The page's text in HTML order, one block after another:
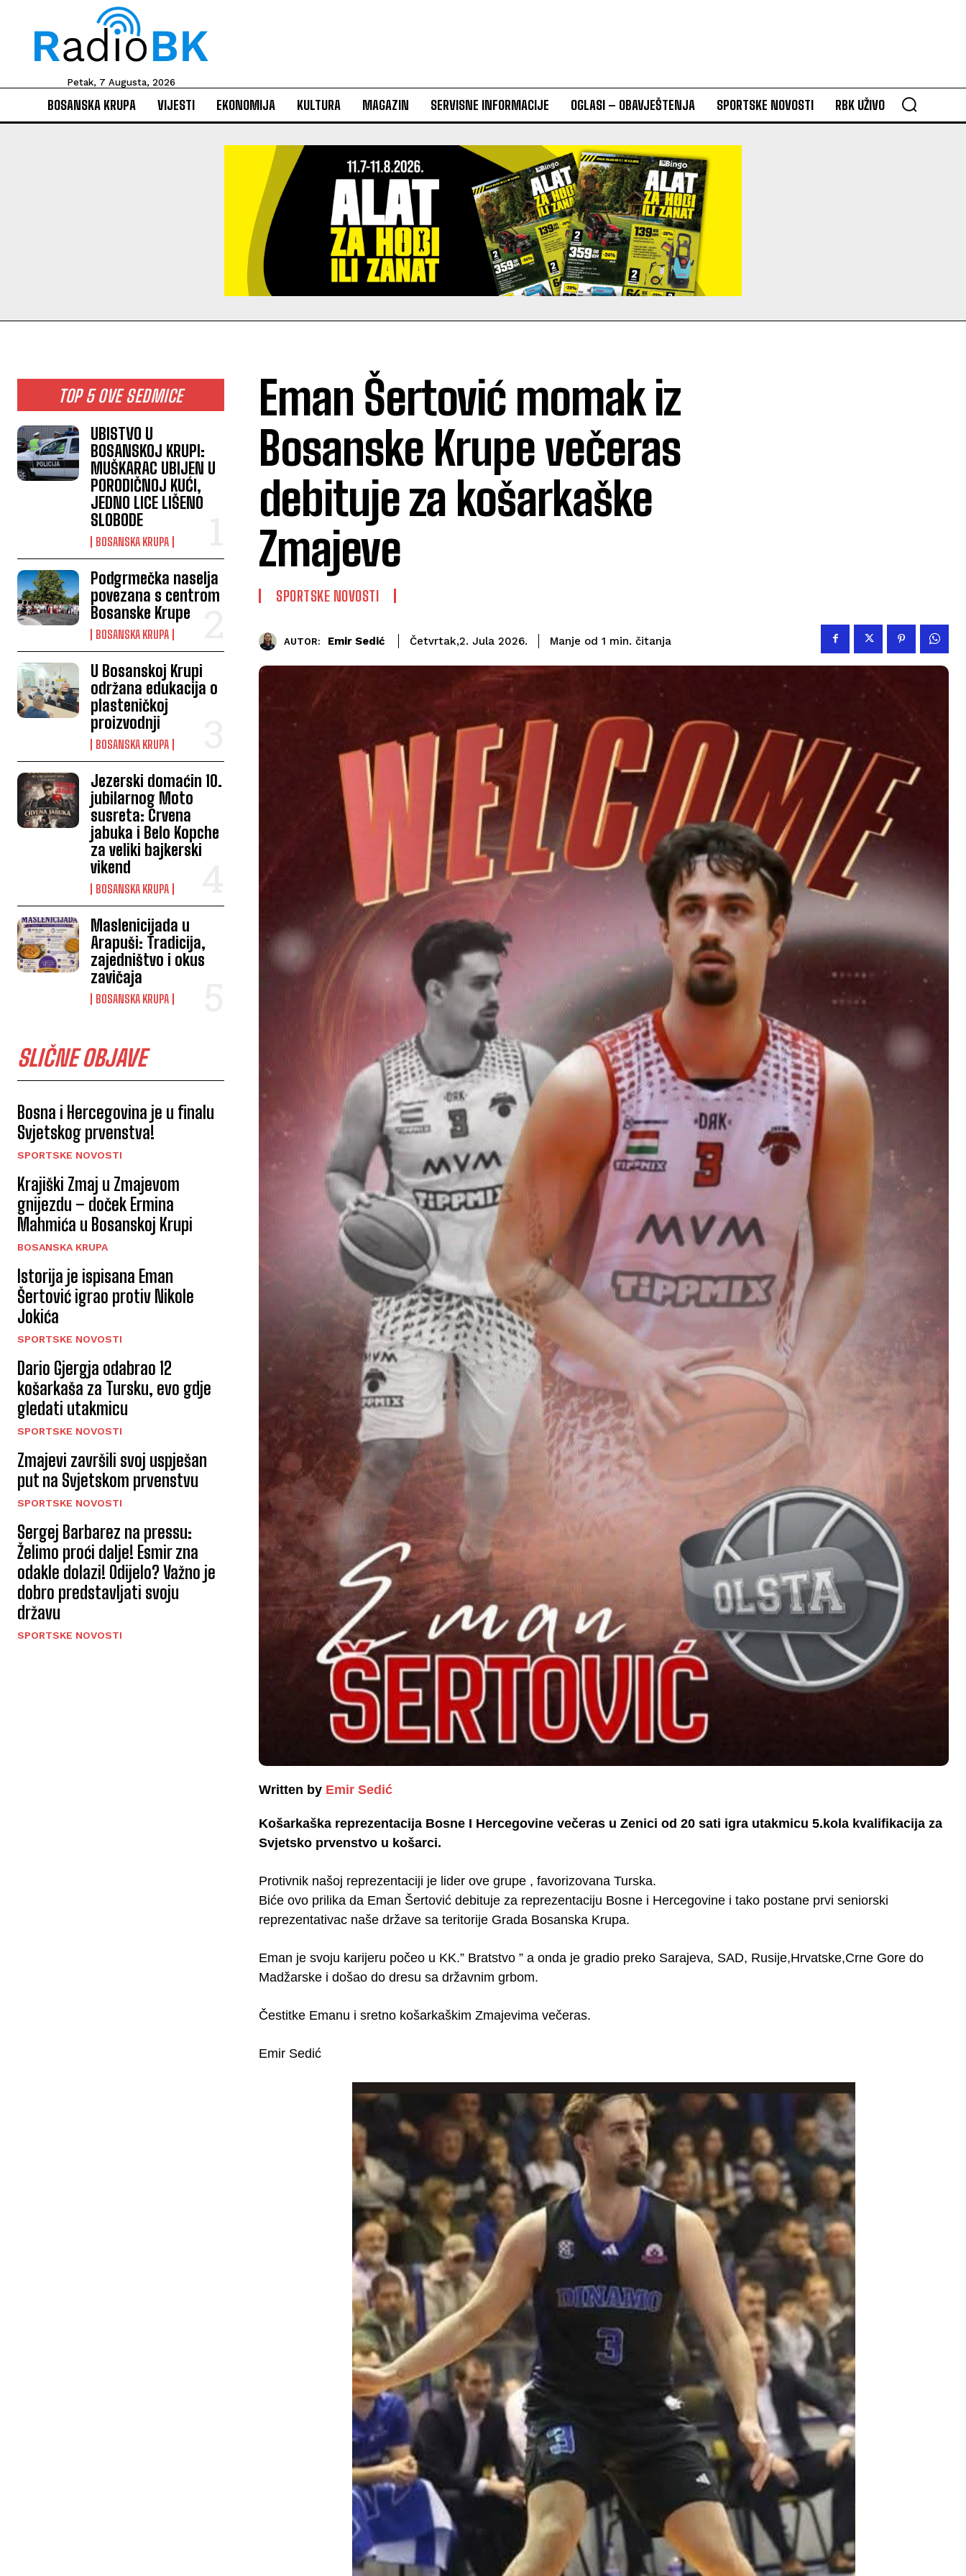
Petak, 7 Augusta, 2026
BOSANSKA KRUPA VIJESTI EKONOMIJA KULTURA MAGAZIN SERVISNE INFORMACIJE OGLASI – OBAVJEŠTENJA SPORTSKE NOVOSTI RBK UŽIVO
TOP 5 OVE SEDMICE
UBISTVO U
BOSANSKOJ KRUPI:
MUŠKARAC UBIJEN U
PORODIČNOJ KUĆI,
JEDNO LICE LIŠENO
SLOBODE
BOSANSKA KRUPA
Podgrmečka naselja
povezana s centrom
Bosanske Krupe
BOSANSKA KRUPA
U Bosanskoj Krupi
održana edukacija o
plasteničkoj
proizvodnji
BOSANSKA KRUPA
Jezerski domaćin 10.
jubilarnog Moto
susreta: Crvena
jabuka i Belo Kopche
za veliki bajkerski
vikend
BOSANSKA KRUPA
Maslenicijada u
Arapuši: Tradicija,
zajedništvo i okus
zavičaja
BOSANSKA KRUPA
SLIČNE OBJAVE
Bosna i Hercegovina je u finalu
Svjetskog prvenstva!
SPORTSKE NOVOSTI
Krajiški Zmaj u Zmajevom
gnijezdu – doček Ermina
Mahmića u Bosanskoj Krupi
BOSANSKA KRUPA
Istorija je ispisana Eman
Šertović igrao protiv Nikole
Jokića
SPORTSKE NOVOSTI
Dario Gjergja odabrao 12
košarkaša za Tursku, evo gdje
gledati utakmicu
SPORTSKE NOVOSTI
Zmajevi završili svoj uspješan
put na Svjetskom prvenstvu
SPORTSKE NOVOSTI
Sergej Barbarez na pressu:
Želimo proći dalje! Esmir zna
odakle dolazi! Odijelo? Važno je
dobro predstavljati svoju
državu
SPORTSKE NOVOSTI
Eman Šertović momak iz
Bosanske Krupe večeras
debituje za košarkaške
Zmajeve
SPORTSKE NOVOSTI
AUTOR: Emir Sedić Četvrtak,2. Jula 2026. Manje od 1 min. čitanja
Written by Emir Sedić
Košarkaška reprezentacija Bosne I Hercegovine večeras u Zenici od 20 sati igra utakmicu 5.kola kvalifikacija za
Svjetsko prvenstvo u košarci.
Protivnik našoj reprezentaciji je lider ove grupe , favorizovana Turska.
Biće ovo prilika da Eman Šertović debituje za reprezentaciju Bosne i Hercegovine i tako postane prvi seniorski
reprezentativac naše države sa teritorije Grada Bosanska Krupa.
Eman je svoju karijeru počeo u KK.” Bratstvo ” a onda je gradio preko Sarajeva, SAD, Rusije,Hrvatske,Crne Gore do
Madžarske i došao do dresu sa državnim grbom.
Čestitke Emanu i sretno košarkaškim Zmajevima večeras.
Emir Sedić